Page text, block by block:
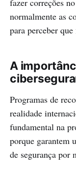
fazer correções
normalmente as
para perceber que
A
Programas de
realidade
fundamental na
porque garantem
de segurança por